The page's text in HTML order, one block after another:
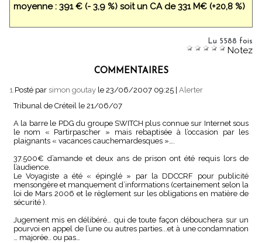
moyenne : 391 € (- 3,9 %) soit un CA de 331 M€ (+20,8 %)
Lu 5588 fois
Notez
COMMENTAIRES
1.Posté par simon goutay le 23/06/2007 09:25 Alerter
Tribunal de Créteil le 21/06/07
A la barre le PDG du groupe SWITCH plus connue sur Internet sous
le nom « Partirpascher » mais rebaptisée à l’occasion par les
plaignants « vacances cauchemardesques »….
37.500€ d’amande et deux ans de prison ont été requis lors de
l’audience.
Le Voyagiste a été « épinglé » par la DDCCRF pour publicité
mensongère et manquement d’informations (certainement selon la
loi de Mars 2006 et le règlement sur les obligations en matière de
sécurité ).
Jugement mis en délibéré… qui de toute façon débouchera sur un
pourvoi en appel de l’une ou autres parties...et à une condamnation
… majorée.. ou pas…